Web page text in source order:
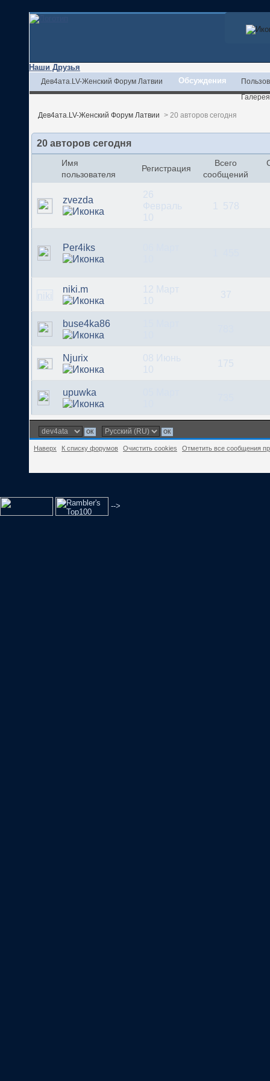
Наши Друзья
Дев4ата.LV-Женский Форум Латвии Обсуждения
Галерея
Дев4ата.LV-Женский Форум Латвии > 20 авторов сегодня
20 авторов сегодня
Имя
пользователя
Регистрация
Всего
сообщений
zvezda
26
Февраль
10
1 578
Per4iks
niki.m
12 Март
10
37
buse4ka86
Njurix
08 Июнь
10
175
upuwka
Наверх К списку форумов Очистить cookies Отметить все сообщения
-->